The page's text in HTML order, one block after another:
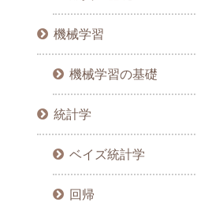
機械学習
機械学習の基礎
統計学
ベイズ統計学
回帰